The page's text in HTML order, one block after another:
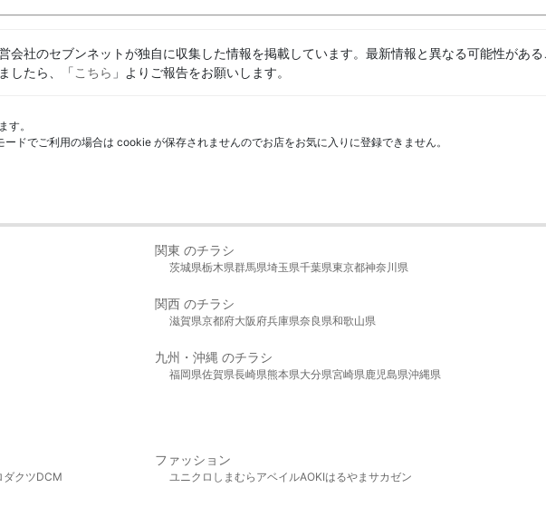
会社のセブンネットが独自に収集した情報を掲載しています。最新情報と異なる可能性があ
したら、「こちら 」よりご報告をお願いします。
す。
ドでご利用の場合は cookie が保存されませんのでお店をお気に入りに登録できません。
関東 のチラシ
茨城県栃木県群馬県埼玉県千葉県東京都神奈川県
関西 のチラシ
滋賀県京都府大阪府兵庫県奈良県和歌山県
九州・沖縄 のチラシ
福岡県佐賀県長崎県熊本県大分県宮崎県鹿児島県沖縄県
ダクツDCM
ファッション
ユニクロ しまむら アベイルAOKIはるやま サカゼン